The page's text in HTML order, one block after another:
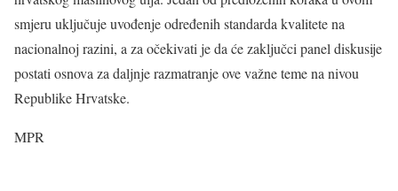
smjeru uključuje uvođenje određenih standarda kvalitete na
nacionalnoj razini, a za očekivati je da će zaključci panel diskusije
postati osnova za daljnje razmatranje ove važne teme na nivou
Republike Hrvatske.
MPR